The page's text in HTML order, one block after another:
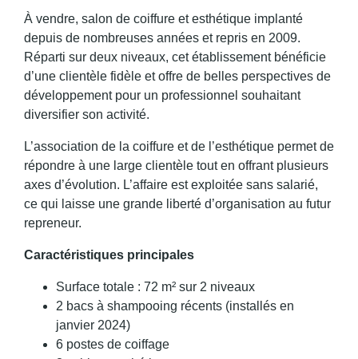
À vendre, salon de coiffure et esthétique implanté
depuis de nombreuses années et repris en 2009.
Réparti sur deux niveaux, cet établissement bénéficie
d’une clientèle fidèle et offre de belles perspectives de
développement pour un professionnel souhaitant
diversifier son activité.
L’association de la coiffure et de l’esthétique permet de
répondre à une large clientèle tout en offrant plusieurs
axes d’évolution. L’affaire est exploitée sans salarié,
ce qui laisse une grande liberté d’organisation au futur
repreneur.
Caractéristiques principales
Surface totale : 72 m² sur 2 niveaux
2 bacs à shampooing récents (installés en
janvier 2024)
6 postes de coiffage